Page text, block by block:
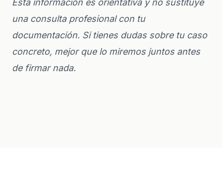
Esta información es orientativa y no sustituye
una consulta profesional con tu
documentación. Si tienes dudas sobre tu caso
concreto, mejor que lo miremos juntos antes
de firmar nada.